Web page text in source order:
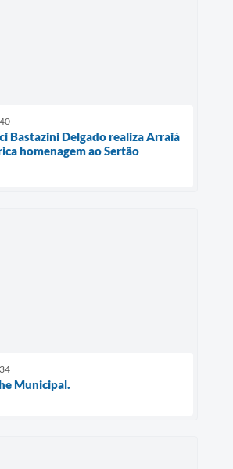
Bastazini Delgado realiza Arraiá
homenagem ao Sertão
Municipal.